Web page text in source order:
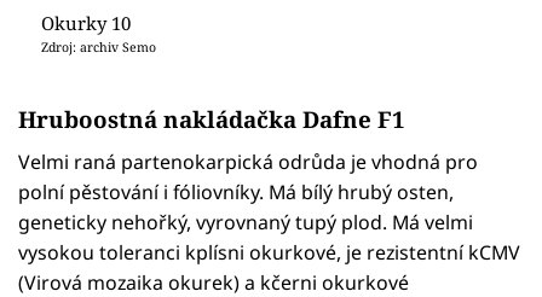
Okurky 10
Zdroj: archiv Semo
Hruboostná nakládačka Dafne F1
Velmi raná partenokarpická odrůda je vhodná pro
polní pěstování i fóliovníky. Má bílý hrubý osten,
geneticky nehořký, vyrovnaný tupý plod. Má velmi
vysokou toleranci kplísni okurkové, je rezistentní kCMV
(Virová mozaika okurek) a kčerni okurkové